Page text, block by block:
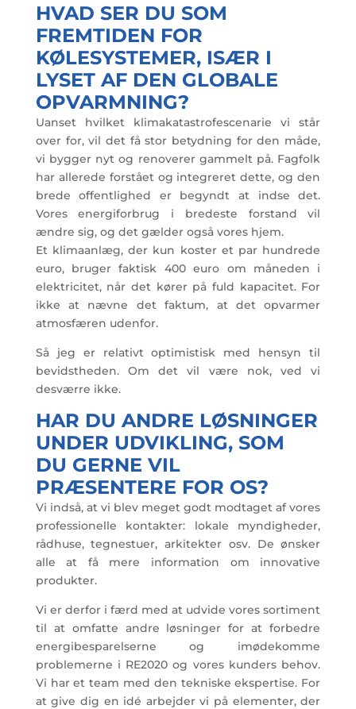
HVAD SER DU SOM
FREMTIDEN FOR
KØLESYSTEMER, ISÆR I
LYSET AF DEN GLOBALE
OPVARMNING?
Uanset hvilket klimakatastrofescenarie vi står
over for, vil det få stor betydning for den måde,
vi bygger nyt og renoverer gammelt på. Fagfolk
har allerede forstået og integreret dette, og den
brede offentlighed er begyndt at indse det.
Vores energiforbrug i bredeste forstand vil
ændre sig, og det gælder også vores hjem.
Et klimaanlæg, der kun koster et par hundrede
euro, bruger faktisk 400 euro om måneden i
elektricitet, når det kører på fuld kapacitet. For
ikke at nævne det faktum, at det opvarmer
atmosfæren udenfor.
Så jeg er relativt optimistisk med hensyn til
bevidstheden. Om det vil være nok, ved vi
desværre ikke.
HAR DU ANDRE LØSNINGER
UNDER UDVIKLING, SOM
DU GERNE VIL
PRÆSENTERE FOR OS?
Vi indså, at vi blev meget godt modtaget af vores
professionelle kontakter: lokale myndigheder,
rådhuse, tegnestuer, arkitekter osv. De ønsker
alle at få mere information om innovative
produkter.
Vi er derfor i færd med at udvide vores sortiment
til at omfatte andre løsninger for at forbedre
energibesparelserne og imødekomme
problemerne i RE2020 og vores kunders behov.
Vi har et team med den tekniske ekspertise. For
at give dig en idé arbejder vi på elementer, der